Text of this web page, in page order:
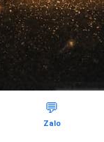
💬
Zalo